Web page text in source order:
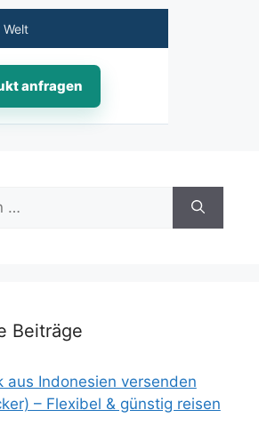
anfragen
Beiträge
aus Indonesien versenden
– Flexibel & günstig reisen